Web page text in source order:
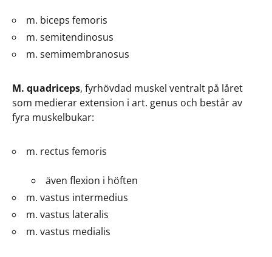
m. biceps femoris
m. semitendinosus
m. semimembranosus
M. quadriceps, fyrhövdad muskel ventralt på låret
som medierar extension i art. genus och består av
fyra muskelbukar:
m. rectus femoris
även flexion i höften
m. vastus intermedius
m. vastus lateralis
m. vastus medialis